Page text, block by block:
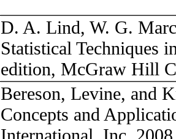
D. A. Lind, W. G.
Statistical Techniques
edition, McGraw Hill
Bereson, Levine, and
Concepts and